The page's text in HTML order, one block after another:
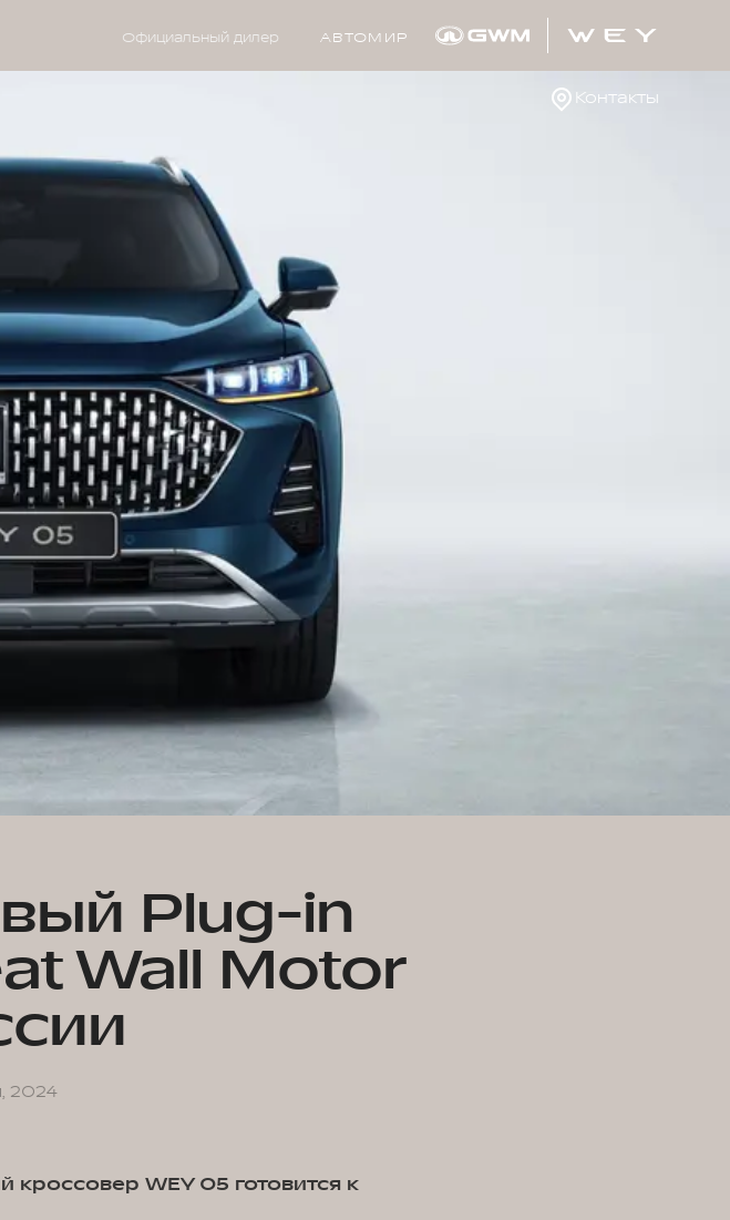
Официальный дилер АВТОМИР
Контакты
Plug-in
Wall Motor
2024
WEY 05 готовится к